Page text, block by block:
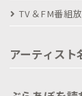
TV＆FM番組
アーティスト